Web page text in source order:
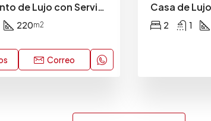
Apartamento de Lujo con Servicios Premium
220m2
Correo
2 1